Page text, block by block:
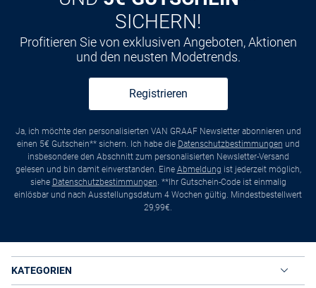
SICHERN!
Profitieren Sie von exklusiven Angeboten, Aktionen
und den neusten Modetrends.
Registrieren
Ja, ich möchte den personalisierten VAN GRAAF Newsletter abonnieren und
einen 5€ Gutschein** sichern. Ich habe die Datenschutzbestimmungen und
insbesondere den Abschnitt zum personalisierten Newsletter-Versand
gelesen und bin damit einverstanden. Eine Abmeldung ist jederzeit möglich,
siehe Datenschutzbestimmungen. **Ihr Gutschein-Code ist einmalig
einlösbar und nach Ausstellungsdatum 4 Wochen gültig. Mindestbestellwert
29,99€.
KATEGORIEN